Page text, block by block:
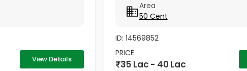
View Details
Price: ₹75,000 per cent → Total...
Area
50 Cent
ID: 14569852
PRICE
35 Lac - 40 Lac